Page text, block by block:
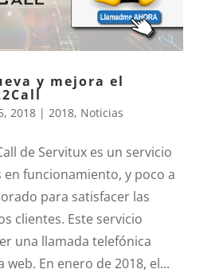
y mejora el
2018| 2018, Noticias
de Servitux es un servicio
en funcionamiento, y poco a
para satisfacer las
clientes. Este servicio
una llamada telefónica
web. En enero de 2018, el...